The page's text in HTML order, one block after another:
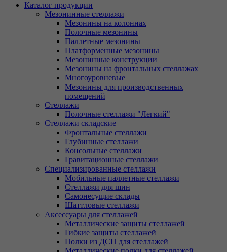
Каталог продукции
Мезонинные стеллажи
Мезонины на колоннах
Полочные мезонины
Паллетные мезонины
Платформенные мезонины
Мезонинные конструкции
Мезонины на фронтальных стеллажах
Многоуровневые
Мезонины для производственных
помещений
Стеллажи
Полочные стеллажи "Легкий"
Стеллажи складские
Фронтальные стеллажи
Глубинные стеллажи
Консольные стеллажи
Гравитационные стеллажи
Специализированные стеллажи
Мобильные паллетные стеллажи
Стеллажи для шин
Самонесущие склады
Шаттловые стеллажи
Аксессуары для стеллажей
Металлические защиты стеллажей
Гибкие защиты стеллажей
Полки из ДСП для стеллажей